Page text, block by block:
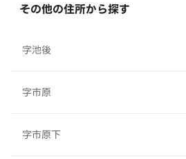
その他の住所から探す
字池後
字市原
字市原下